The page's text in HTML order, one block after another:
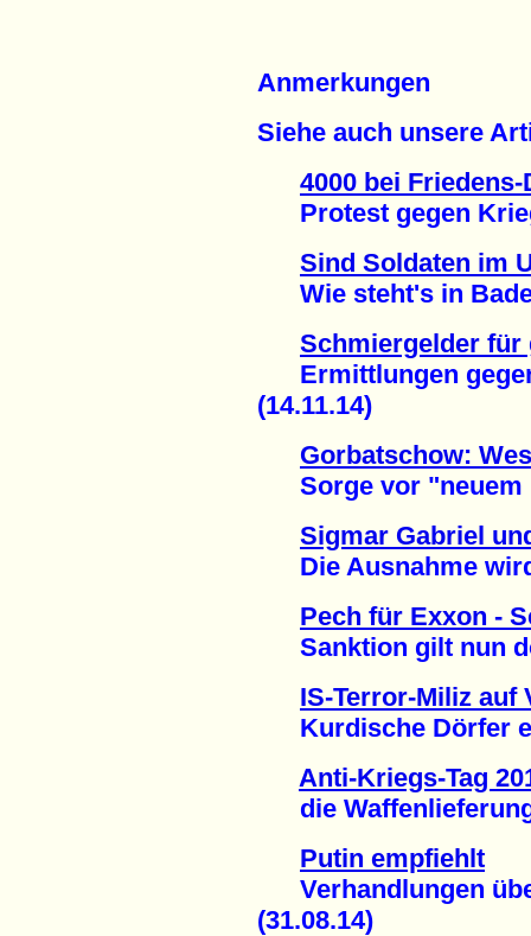
Anmerkungen
Siehe auch unsere
4000 bei
Protest gegen
Sind Soldaten im
Wie steht's in
Schmiergelder für
Ermittlungen
(14.11.14)
Gorbatschow:
Sorge vor "neuem
Sigmar Gabriel
Die Ausnahme wird
Pech für Exxon -
Sanktion gilt nun
IS-Terror-Miliz auf
Kurdische Dörfer
Anti-Kriegs-Tag
die Waffenlieferung
Putin empfiehlt
Verhandlungen
(31.08.14)